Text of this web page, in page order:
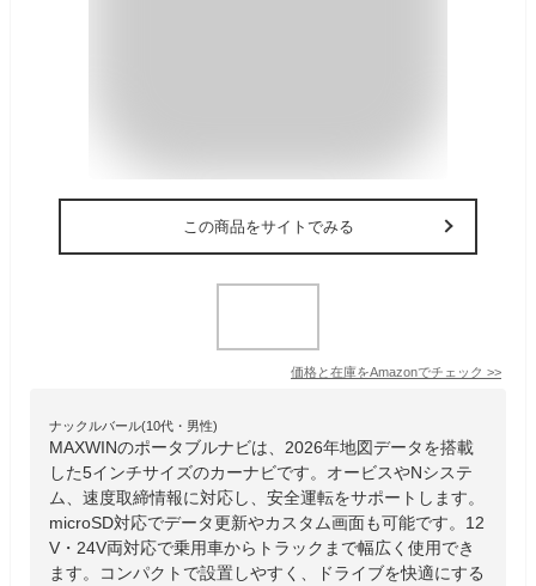
この商品をサイトでみる
価格と在庫をAmazonでチェック >>
ナックルバール(10代・男性)
MAXWINのポータブルナビは、2026年地図データを搭載
した5インチサイズのカーナビです。オービスやNシステ
ム、速度取締情報に対応し、安全運転をサポートします。
microSD対応でデータ更新やカスタム画面も可能です。12
V・24V両対応で乗用車からトラックまで幅広く使用でき
ます。コンパクトで設置しやすく、ドライブを快適にする